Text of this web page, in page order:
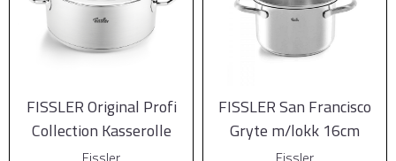
FISSLER Original Profi
Collection Kasserolle
med glasslokk ...
FISSLER San Francisco
Gryte m/lokk 16cm